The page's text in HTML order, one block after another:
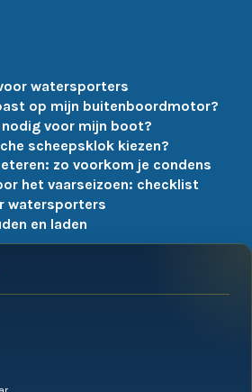
watersporters
op mijn buitenboordmotor?
voor mijn boot?
scheepsklok kiezen?
zo voorkom je condens
het vaarseizoen: checklist
watersporters
en laden